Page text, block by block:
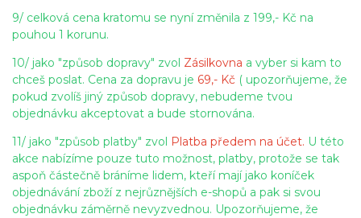
9/ celková cena kratomu se nyní změnila z 199,- Kč na
pouhou 1 korunu.
10/ jako "způsob dopravy" zvol Zásilkovna a vyber si kam to
chceš poslat. Cena za dopravu je 69,- Kč ( upozorňujeme, že
pokud zvolíš jiný způsob dopravy, nebudeme tvou
objednávku akceptovat a bude stornována.
11/ jako "způsob platby" zvol Platba předem na účet. U této
akce nabízíme pouze tuto možnost, platby, protože se tak
aspoň částečně bráníme lidem, kteří mají jako koníček
objednávání zboží z nejrůznějších e-shopů a pak si svou
objednávku záměrně nevyzvednou. Upozorňujeme, že